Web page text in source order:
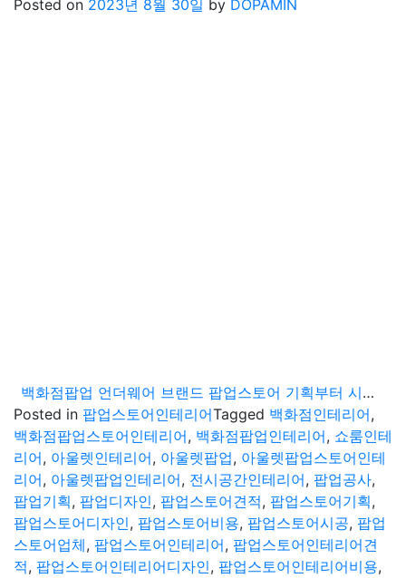
Posted on 2023년 8월 30일 by DOPAMIN
백화점팝업 언더웨어 브랜드 팝업스토어 기획부터 시공까지 완성
Posted in 팝업스토어인테리어Tagged 백화점인테리어,
백화점팝업스토어인테리어, 백화점팝업인테리어, 쇼룸인테
리어, 아울렛인테리어, 아울렛팝업, 아울렛팝업스토어인테
리어, 아울렛팝업인테리어, 전시공간인테리어, 팝업공사,
팝업기획, 팝업디자인, 팝업스토어견적, 팝업스토어기획,
팝업스토어디자인, 팝업스토어비용, 팝업스토어시공, 팝업
스토어업체, 팝업스토어인테리어, 팝업스토어인테리어견
적, 팝업스토어인테리어디자인, 팝업스토어인테리어비용,